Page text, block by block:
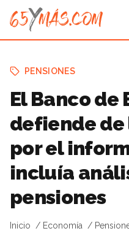
PENSIONES
El Banco de
defiende
por el
incluía
pensiones
Inicio Economía